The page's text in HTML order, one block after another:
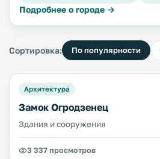
Подробнее о городе →
Сортировка: По популярности
Архитектура
Замок Огродзенец
Здания и сооружения
3 337 просмотров